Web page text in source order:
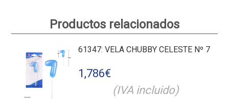
Productos relacionados
61347: VELA CHUBBY CELESTE Nº 7
1,786€
(IVA incluido)